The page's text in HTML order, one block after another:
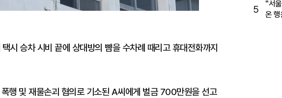
시 승차 시비 끝에 상대방의 뺨을 수차례 때리고 휴대전화까지
행 및 재물손괴 혐의로 기소된 A씨에게 벌금 700만원을 선고
5
"서
온